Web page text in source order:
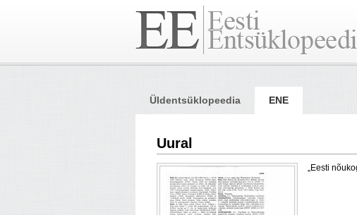
Üldentsüklopeedia ENE
Uural
„Eesti